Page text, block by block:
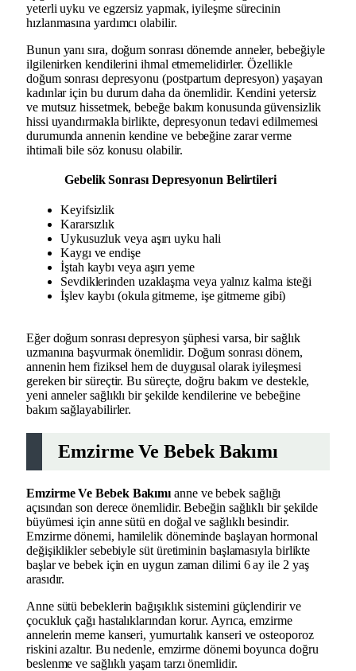
yeterli uyku ve egzersiz yapmak, iyileşme sürecinin
hızlanmasına yardımcı olabilir.
Bunun yanı sıra, doğum sonrası dönemde anneler, bebeğiyle
ilgilenirken kendilerini ihmal etmemelidirler. Özellikle
doğum sonrası depresyonu (postpartum depresyon) yaşayan
kadınlar için bu durum daha da önemlidir. Kendini yetersiz
ve mutsuz hissetmek, bebeğe bakım konusunda güvensizlik
hissi uyandırmakla birlikte, depresyonun tedavi edilmemesi
durumunda annenin kendine ve bebeğine zarar verme
ihtimali bile söz konusu olabilir.
Gebelik Sonrası Depresyonun Belirtileri
Keyifsizlik
Kararsızlık
Uykusuzluk veya aşırı uyku hali
Kaygı ve endişe
İştah kaybı veya aşırı yeme
Sevdiklerinden uzaklaşma veya yalnız kalma isteği
İşlev kaybı (okula gitmeme, işe gitmeme gibi)
Eğer doğum sonrası depresyon şüphesi varsa, bir sağlık
uzmanına başvurmak önemlidir. Doğum sonrası dönem,
annenin hem fiziksel hem de duygusal olarak iyileşmesi
gereken bir süreçtir. Bu süreçte, doğru bakım ve destekle,
yeni anneler sağlıklı bir şekilde kendilerine ve bebeğine
bakım sağlayabilirler.
Emzirme Ve Bebek Bakımı
Emzirme Ve Bebek Bakımı anne ve bebek sağlığı
açısından son derece önemlidir. Bebeğin sağlıklı bir şekilde
büyümesi için anne sütü en doğal ve sağlıklı besindir.
Emzirme dönemi, hamilelik döneminde başlayan hormonal
değişiklikler sebebiyle süt üretiminin başlamasıyla birlikte
başlar ve bebek için en uygun zaman dilimi 6 ay ile 2 yaş
arasıdır.
Anne sütü bebeklerin bağışıklık sistemini güçlendirir ve
çocukluk çağı hastalıklarından korur. Ayrıca, emzirme
annelerin meme kanseri, yumurtalık kanseri ve osteoporoz
riskini azaltır. Bu nedenle, emzirme dönemi boyunca doğru
beslenme ve sağlıklı yaşam tarzı önemlidir.